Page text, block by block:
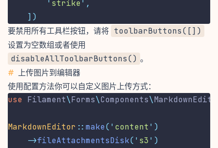
' strike ' ,
])
要禁用所有工具栏按钮，请将 toolbarButtons([])
设置为空数组或者使用
disableAllToolbarButtons() 。
#
上传图片到编辑器
使用配置方法你可以自定义图片上传方式：
use Filament\Forms\Components\
MarkdownEditor :: make( ' content ' )
->fileAttachmentsDisk( ' s3 ' )